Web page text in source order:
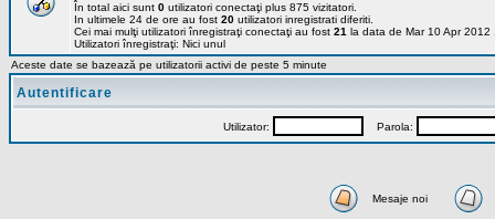
În total aici sunt 0 utilizatori conectaţi plus 875 vizitatori.
In ultimele 24 de ore au fost 20 utilizatori inregistrati diferiti.
Cei mai mulţi utilizatori înregistraţi conectaţi au fost 21 la data de Mar 10 Apr 2012
Utilizatori înregistraţi: Nici unul
Aceste date se bazează pe utilizatorii activi de peste 5 minute
Autentificare
Utilizator: Parola:
Mesaje noi